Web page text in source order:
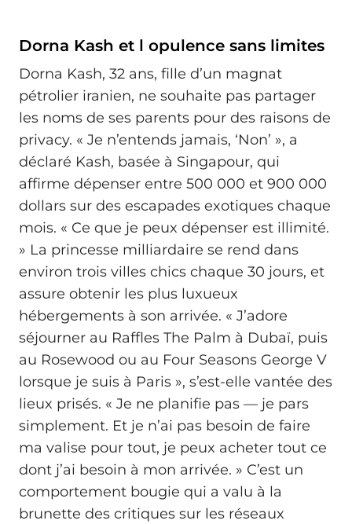
Dorna Kash et l opulence sans limites
Dorna Kash, 32 ans, fille d’un magnat
pétrolier iranien, ne souhaite pas partager
les noms de ses parents pour des raisons de
privacy. « Je n’entends jamais, ‘Non’ », a
déclaré Kash, basée à Singapour, qui
affirme dépenser entre 500 000 et 900 000
dollars sur des escapades exotiques chaque
mois. « Ce que je peux dépenser est illimité.
» La princesse milliardaire se rend dans
environ trois villes chics chaque 30 jours, et
assure obtenir les plus luxueux
hébergements à son arrivée. « J’adore
séjourner au Raffles The Palm à Dubaï, puis
au Rosewood ou au Four Seasons George V
lorsque je suis à Paris », s’est-elle vantée des
lieux prisés. « Je ne planifie pas — je pars
simplement. Et je n’ai pas besoin de faire
ma valise pour tout, je peux acheter tout ce
dont j’ai besoin à mon arrivée. » C’est un
comportement bougie qui a valu à la
brunette des critiques sur les réseaux